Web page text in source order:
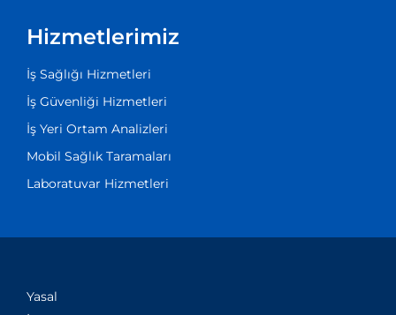
Hizmetlerimiz
İş Sağlığı Hizmetleri
İş Güvenliği Hizmetleri
İş Yeri Ortam Analizleri
Mobil Sağlık Taramaları
Laboratuvar Hizmetleri
Yasal